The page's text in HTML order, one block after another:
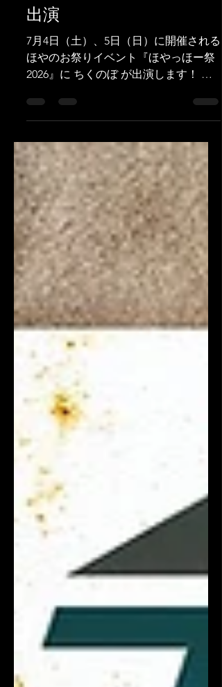
【ちくのぼ】『ほやっほ
ー祭2026』にちくのぼが
出演
ほやのお祭りイベント『ほやっほー祭
2026』に ちくのぼ が出演します！ ち
7/4（土）かわまち交流広場 11:55 -
12:10｜メインステージ｜ちくのぼ出店
紹介① 13:10 - 13:20｜メインステージ
｜ちくのぼ出店紹介② 14:45 - 15:00｜
メインステージ｜ちくのぼ出店紹介③
18:30頃｜メインステージ｜ちくのぼ出
店紹介④ 7/5（日）かわべい ■ 日
時 7月4日（土）11:00〜20:00 7月5日
（日）10:00〜17:00 ■ 会場 宮城県 石巻
市かわまち交流広場 / かわまちオープ
ンパーク ※入場無料 ■ 公式X ほやっほ
ー祭 ちくのぼ ストリーマー ■ X：ちく
のぼ🎋 ■ YouTube：ちくのぼチャレン